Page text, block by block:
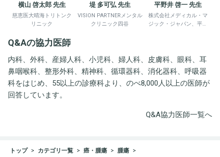
横山 啓太郎 先生
慈恵医大晴海トリトンク
リニック
堤 多可弘 先生
VISION PARTNERメンタル
クリニック四谷
平野井 啓一 先生
株式会社メディカル・マ
ジック・ジャパン、平野
Q&Aの協力医師
内科、外科、産婦人科、小児科、婦人科、皮膚科、眼科、耳
鼻咽喉科、整形外科、精神科、循環器科、消化器科、呼吸器
科をはじめ、55以上の診療科より、のべ8,000人以上の医師が
回答しています。
Q&A協力医師一覧へ
トップ カテゴリ一覧 癌・腫瘍 腫瘍